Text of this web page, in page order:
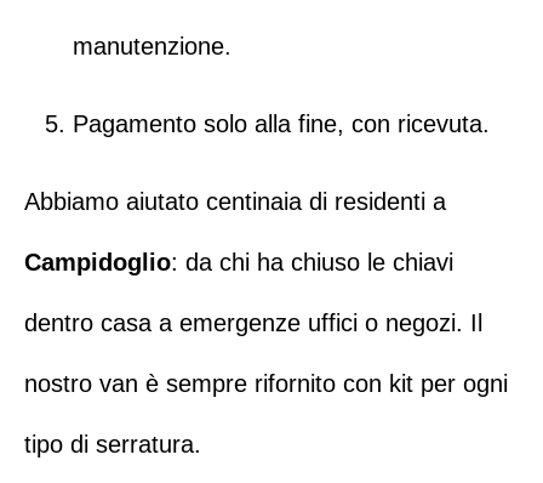
manutenzione.
Pagamento solo alla fine, con ricevuta.
Abbiamo aiutato centinaia di residenti a
Campidoglio: da chi ha chiuso le chiavi
dentro casa a emergenze uffici o negozi. Il
nostro van è sempre rifornito con kit per ogni
tipo di serratura.